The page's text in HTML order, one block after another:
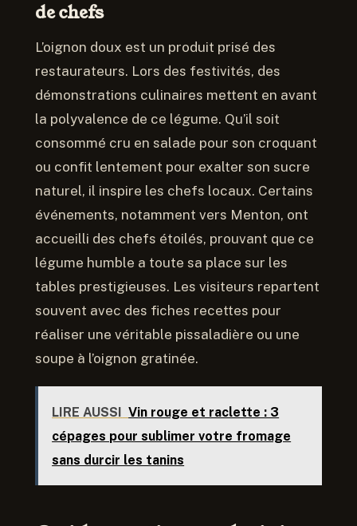
de chefs
L’oignon doux est un produit prisé des
restaurateurs. Lors des festivités, des
démonstrations culinaires mettent en avant
la polyvalence de ce légume. Qu’il soit
consommé cru en salade pour son croquant
ou confit lentement pour exalter son sucre
naturel, il inspire les chefs locaux. Certains
événements, notamment vers Menton, ont
accueilli des chefs étoilés, prouvant que ce
légume humble a toute sa place sur les
tables prestigieuses. Les visiteurs repartent
souvent avec des fiches recettes pour
réaliser une véritable pissaladière ou une
soupe à l’oignon gratinée.
LIRE AUSSI
Vin rouge et raclette : 3
cépages pour sublimer votre fromage
sans durcir les tanins